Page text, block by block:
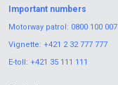
Important numbers
Motorway patrol: 0800 100 007
Vignette: +421 2 32 777 777
E-toll: +421 35 111 111